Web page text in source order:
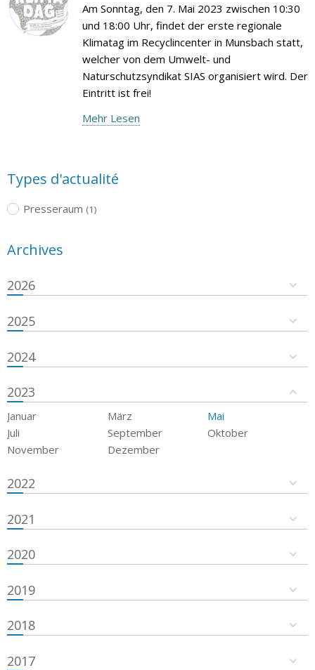
Am Sonntag, den 7. Mai 2023 zwischen 10:30
und 18:00 Uhr, findet der erste regionale
Klimatag im Recyclincenter in Munsbach statt,
welcher von dem Umwelt- und
Naturschutzsyndikat SIAS organisiert wird. Der
Eintritt ist frei!
Mehr Lesen
Types d'actualité
Presseraum (1)
Archives
2026
2025
2024
2023
Januar März
Mai
Juli
September
Oktober
November
Dezember
2022
2021
2020
2019
2018
2017